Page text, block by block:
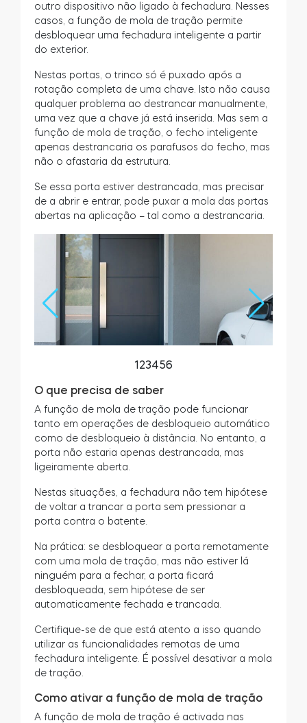
outro dispositivo não ligado à fechadura. Nesses
casos, a função de mola de tração permite
desbloquear uma fechadura inteligente a partir
do exterior.
Nestas portas, o trinco só é puxado após a
rotação completa de uma chave. Isto não causa
qualquer problema ao destrancar manualmente,
uma vez que a chave já está inserida. Mas sem a
função de mola de tração, o fecho inteligente
apenas destrancaria os parafusos do fecho, mas
não o afastaria da estrutura.
Se essa porta estiver destrancada, mas precisar
de a abrir e entrar, pode puxar a mola das portas
abertas na aplicação – tal como a destrancaria.
1 23456
O que precisa de saber
A função de mola de tração pode funcionar
tanto em operações de desbloqueio automático
como de desbloqueio à distância. No entanto, a
porta não estaria apenas destrancada, mas
ligeiramente aberta.
Nestas situações, a fechadura não tem hipótese
de voltar a trancar a porta sem pressionar a
porta contra o batente.
Na prática: se desbloquear a porta remotamente
com uma mola de tração, mas não estiver lá
ninguém para a fechar, a porta ficará
desbloqueada, sem hipótese de ser
automaticamente fechada e trancada.
Certifique-se de que está atento a isso quando
utilizar as funcionalidades remotas de uma
fechadura inteligente. É possível desativar a mola
de tração.
Como ativar a função de mola de tração
A função de mola de tração é activada nas